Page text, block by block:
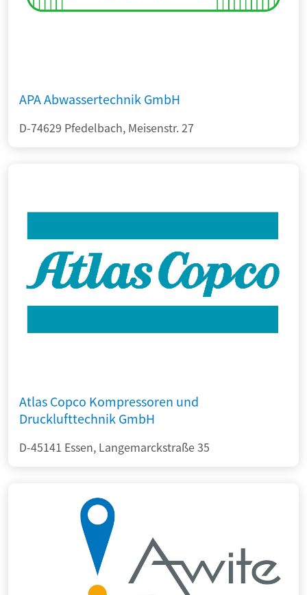
APA Abwassertechnik GmbH
D-74629 Pfedelbach, Meisenstr. 27
Atlas Copco Kompressoren und
Drucklufttechnik GmbH
D-45141 Essen, Langemarckstraße 35